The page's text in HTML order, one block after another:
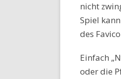
nicht
Spiel
des
Einfach
oder die